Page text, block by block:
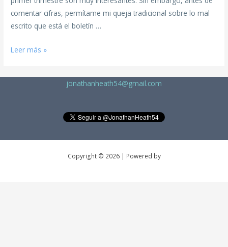
comentar cifras, permítame mi queja tradicional sobre lo mal
escrito que está el boletín …
Leer más »
jonathanheath54@gmail.com
Copyright © 2026 | Powered by